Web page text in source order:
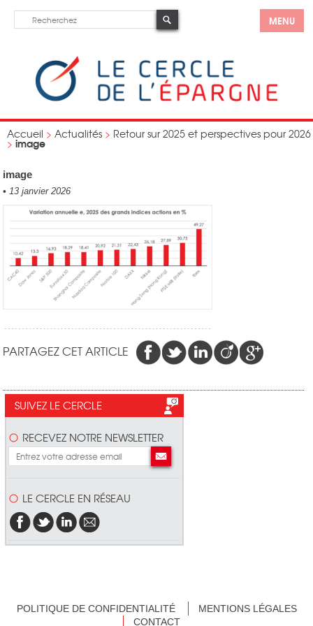
MENU
Accueil > Actualités > Retour sur 2025 et perspectives pour 2026
> image
image
• 13 janvier 2026
PARTAGEZ CET ARTICLE
SUIVEZ LE CERCLE
RECEVEZ NOTRE NEWSLETTER
LE CERCLE EN RÉSEAU
POLITIQUE DE CONFIDENTIALITÉ
MENTIONS LÉGALES
CONTACT